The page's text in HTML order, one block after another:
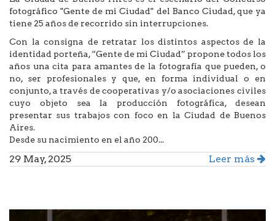
fotográfico "Gente de mi Ciudad" del Banco Ciudad, que ya
tiene 25 años de recorrido sin interrupciones.
Con la consigna de retratar los distintos aspectos de la
identidad porteña, “Gente de mi Ciudad” propone todos los
años una cita para amantes de la fotografía que pueden, o
no, ser profesionales y que, en forma individual o en
conjunto, a través de cooperativas y/o asociaciones civiles
cuyo objeto sea la producción fotográfica, desean
presentar sus trabajos con foco en la Ciudad de Buenos
Aires.
Desde su nacimiento en el año 200...
29 May, 2025 Leer más